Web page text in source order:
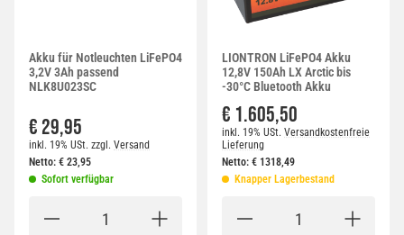
Akku für Notleuchten LiFePO4
3,2V 3Ah passend
NLK8U023SC
€ 29,95
inkl. 19% USt. zzgl. Versand
Netto: € 23,95
Sofort verfügbar
LIONTRON LiFePO4 Akku
12,8V 150Ah LX Arctic bis
-30°C Bluetooth Akku
€ 1.605,50
inkl. 19% USt. Versandkostenfreie
Lieferung
Netto: € 1318,49
Knapper Lagerbestand